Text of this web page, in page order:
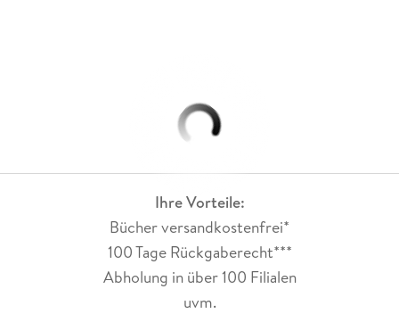
Ihre Vorteile:
Bücher versandkostenfrei*
100 Tage Rückgaberecht***
Abholung in über 100 Filialen
uvm.